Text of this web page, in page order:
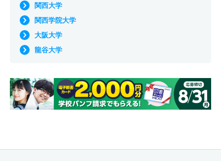
関西大学
関西学院大学
大阪大学
龍谷大学